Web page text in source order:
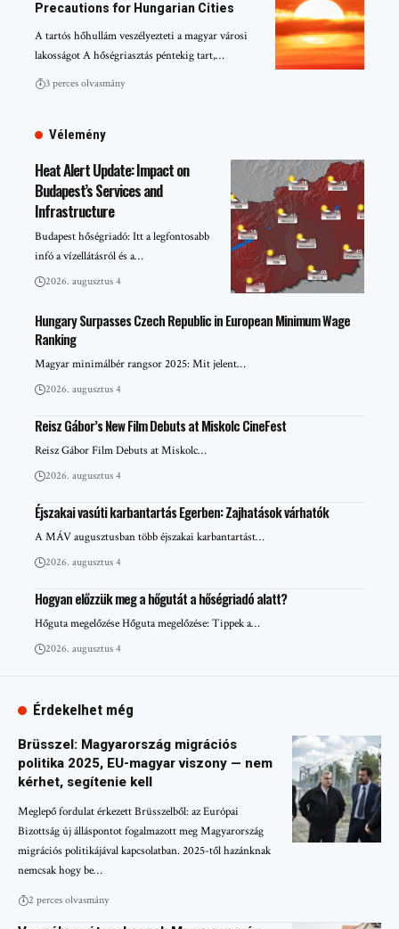
Precautions for Hungarian Cities
A tartós hőhullám veszélyezteti a magyar városi
lakosságot A hőségriasztás péntekig tart,…
3 perces olvasmány
Vélemény
Heat Alert Update: Impact on
Budapest’s Services and
Infrastructure
Budapest hőségriadó: Itt a legfontosabb
infó a vízellátásról és a…
2026. augusztus 4
Hungary Surpasses Czech Republic in European Minimum Wage
Ranking
Magyar minimálbér rangsor 2025: Mit jelent…
2026. augusztus 4
Reisz Gábor’s New Film Debuts at Miskolc CineFest
Reisz Gábor Film Debuts at Miskolc…
2026. augusztus 4
Éjszakai vasúti karbantartás Egerben: Zajhatások várhatók
A MÁV augusztusban több éjszakai karbantartást…
2026. augusztus 4
Hogyan előzzük meg a hőgutát a hőségriadó alatt?
Hőguta megelőzése Hőguta megelőzése: Tippek a…
2026. augusztus 4
Érdekelhet még
Brüsszel: Magyarország migrációs
politika 2025, EU-magyar viszony — nem
kérhet, segítenie kell
Meglepő fordulat érkezett Brüsszelből: az Európai
Bizottság új álláspontot fogalmazott meg Magyarország
migrációs politikájával kapcsolatban. 2025-től hazánknak
nemcsak hogy be…
2 perces olvasmány